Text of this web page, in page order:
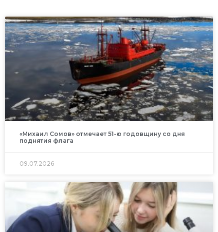
«Михаил Сомов» отмечает 51-ю годовщину со дня
поднятия флага
09.07.2026